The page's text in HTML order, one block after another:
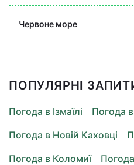
Червоне море
ПОПУЛЯРНІ
Погода в Ізмаїлі
Погода
Погода в Новій Каховці
Погода в Коломиї